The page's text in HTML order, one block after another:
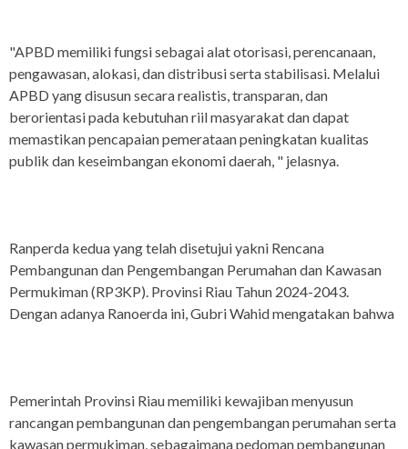
"APBD memiliki fungsi sebagai alat otorisasi, perencanaan,
pengawasan, alokasi, dan distribusi serta stabilisasi. Melalui
APBD yang disusun secara realistis, transparan, dan
berorientasi pada kebutuhan riil masyarakat dan dapat
memastikan pencapaian pemerataan peningkatan kualitas
publik dan keseimbangan ekonomi daerah, " jelasnya.
Ranperda kedua yang telah disetujui yakni Rencana
Pembangunan dan Pengembangan Perumahan dan Kawasan
Permukiman (RP3KP). Provinsi Riau Tahun 2024-2043.
Dengan adanya Ranoerda ini, Gubri Wahid mengatakan bahwa
Pemerintah Provinsi Riau memiliki kewajiban menyusun
rancangan pembangunan dan pengembangan perumahan serta
kawasan permukiman, sebagaimana pedoman pembangunan